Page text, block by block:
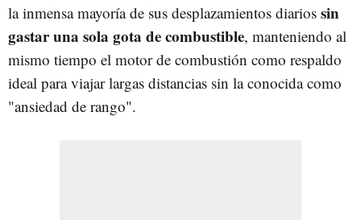
la inmensa mayoría de sus desplazamientos diarios sin
gastar una sola gota de combustible, manteniendo al
mismo tiempo el motor de combustión como respaldo
ideal para viajar largas distancias sin la conocida como
"ansiedad de rango".